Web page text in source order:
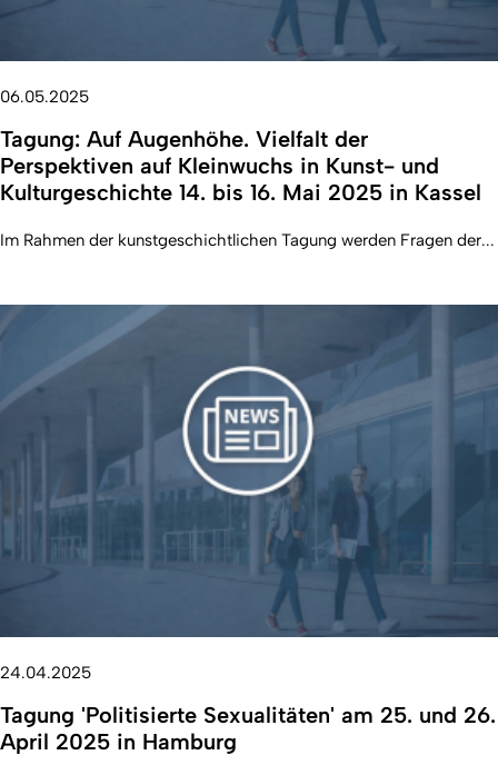
06.05.2025
Tagung: Auf Augenhöhe. Vielfalt der
Perspektiven auf Kleinwuchs in Kunst- und
Kulturgeschichte 14. bis 16. Mai 2025 in Kassel
Im Rahmen der kunstgeschichtlichen Tagung werden Fragen der...
24.04.2025
Tagung 'Politisierte Sexualitäten' am 25. und 26.
April 2025 in Hamburg